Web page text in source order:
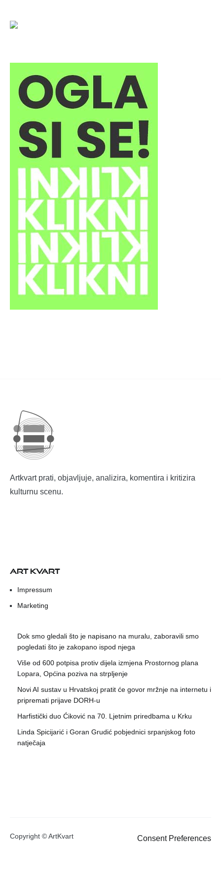
Artkvart prati, objavljuje, analizira, komentira i kritizira
kulturnu scenu.
ART KVART
Impressum
Marketing
Dok smo gledali što je napisano na muralu, zaboravili smo
pogledati što je zakopano ispod njega
Više od 600 potpisa protiv dijela izmjena Prostornog plana
Lopara, Općina poziva na strpljenje
Novi AI sustav u Hrvatskoj pratit će govor mržnje na internetu i
pripremati prijave DORH-u
Harfistički duo Ćiković na 70. Ljetnim priredbama u Krku
Linda Spicijarić i Goran Grudić pobjednici srpanjskog foto
natječaja
Copyright © ArtKvart Consent Preferences